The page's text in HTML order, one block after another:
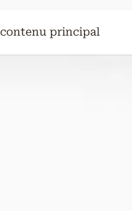
contenu principal